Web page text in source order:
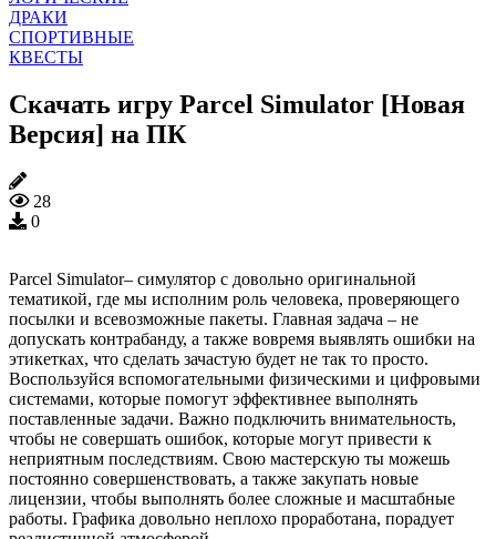
ДРАКИ
СПОРТИВНЫЕ
КВЕСТЫ
Скачать игру Parcel Simulator [Новая
Версия] на ПК
28
0
Parcel Simulator– симулятор с довольно оригинальной
тематикой, где мы исполним роль человека, проверяющего
посылки и всевозможные пакеты. Главная задача – не
допускать контрабанду, а также вовремя выявлять ошибки на
этикетках, что сделать зачастую будет не так то просто.
Воспользуйся вспомогательными физическими и цифровыми
системами, которые помогут эффективнее выполнять
поставленные задачи. Важно подключить внимательность,
чтобы не совершать ошибок, которые могут привести к
неприятным последствиям. Свою мастерскую ты можешь
постоянно совершенствовать, а также закупать новые
лицензии, чтобы выполнять более сложные и масштабные
работы. Графика довольно неплохо проработана, порадует